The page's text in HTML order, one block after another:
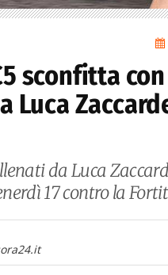
sconfitta
Luca
da Luca
17 contro la